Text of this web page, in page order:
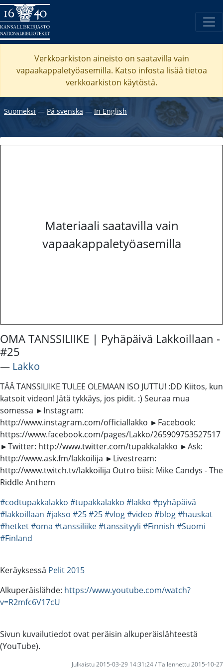
Verkkoarkiston aineisto on saatavilla vain
vapaakappaletyöasemilla. Katso infosta lisää tietoa
verkkoarkiston käytöstä.
Suomeksi ― På svenska ―In English
Materiaali saatavilla vain
vapaakappaletyöasemilla
OMA TANSSILIIKE | Pyhäpäivä Lakkoillaan -
#25
― Lakko
TÄÄ TANSSILIIKE TULEE OLEMAAN ISO JUTTU! :DD Kiitos, kun
katsoit videon! Jätä tykkäys, jos pidit. :) Seuraa mua
somessa ►Instagram:
http://www.instagram.com/officiallakko ►Facebook:
https://www.facebook.com/pages/Lakko/265909753527517
►Twitter: http://www.twitter.com/tupakkalakko ►Ask:
http://www.ask.fm/lakkoilija ►Livestream:
http://www.twitch.tv/lakkoilija Outro biisi: Mike Candys - The
Riddle Anthem
#codtupakkalakko #tupakkalakko #lakko #pyhäpäivä
#lakkoillaan #jakso #25#25#vlog#video #blog#hauskat
#hetket#oma #tanssiliike#tanssityyli #Finnish #Suomi
#Finland
Keräyksessä Pelit 2015
Alkuperäislähde: https://www.youtube.com/watch?
v=R2mfc6V17cU
Sivun kuvailutiedot ovat peräisin alkuperäislähteestä
(YouTube).
Julkaistu 2015-03-29 14:31:24 / Tallennettu 2015-10-27